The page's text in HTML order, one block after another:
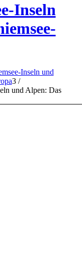
Inseln
Inseln und
3 /
und Alpen: Das